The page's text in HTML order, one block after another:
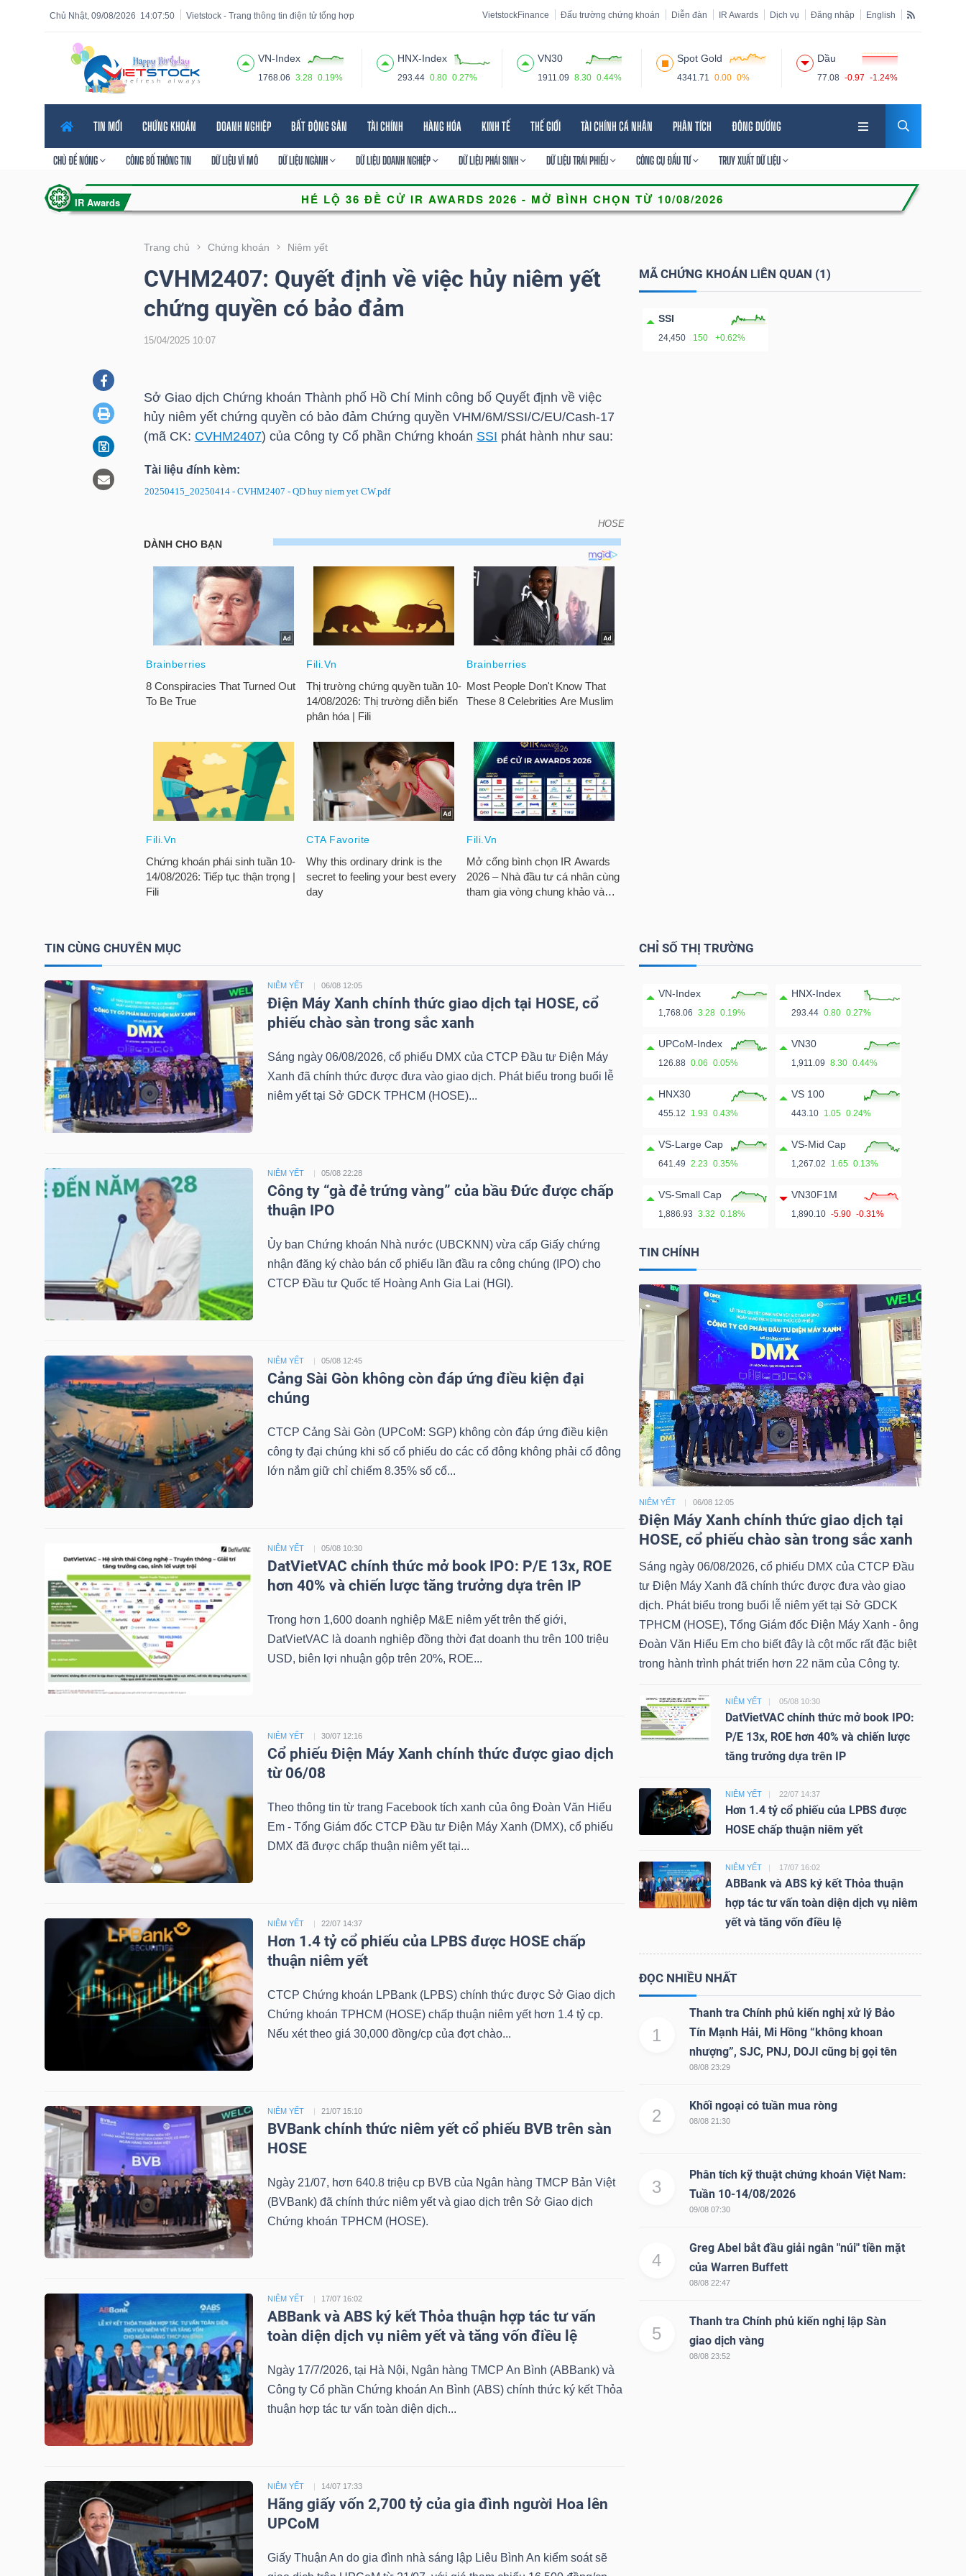
14:07:51
Chủ Nhật, 09/08/2026 Vietstock - Trang thông tin điện tử tổng hợp VietstockFinance Đấu trường chứng khoán Diễn đàn IR Awards Dịch vụ Đăng nhập English
VN-Index
1768.06 3.28 0.19%
HNX-Index
293.44 0.80 0.27%
VN30
1911.09 8.30 0.44%
Spot Gold
4341.71 0.00 0%
Dầu
77.08 -0.97 -1.24%
TIN MỚI CHỨNG KHOÁN DOANH NGHIỆP BẤT ĐỘNG SẢN TÀI CHÍNH HÀNG HÓA KINH TẾ THẾ GIỚI TÀI CHÍNH CÁ NHÂN PHÂN TÍCH ĐÔNG DƯƠNG
CHỦ ĐỀ NÓNG CÔNG BỐ THÔNG TIN DỮ LIỆU VĨ MÔ DỮ LIỆU NGÀNH DỮ LIỆU DOANH NGHIỆP DỮ LIỆU PHÁI SINH DỮ LIỆU TRÁI PHIẾU CÔNG CỤ ĐẦU TƯ TRUY XUẤT DỮ LIỆU
Trang chủ Chứng khoán Niêm yết
CVHM2407: Quyết định về việc hủy niêm yết
chứng quyền có bảo đảm
15/04/2025 10:07
Sở Giao dịch Chứng khoán Thành phố Hồ Chí Minh công bố Quyết định về việc
hủy niêm yết chứng quyền có bảo đảm Chứng quyền VHM/6M/SSI/C/EU/Cash-17
(mã CK: CVHM2407) của Công ty Cổ phần Chứng khoán SSI phát hành như sau:
Tài liệu đính kèm:
20250415_20250414 - CVHM2407 - QD huy niem yet CW.pdf
HOSE
CVHM2407: Quyết định về việc hủy niêm yết chứng quyền có bảo đảm
MÃ CHỨNG KHOÁN LIÊN QUAN (1)
SSI
24,450 150 +0.62%
TIN CÙNG CHUYÊN MỤC
NIÊM YẾT 06/08 12:05
Điện Máy Xanh chính thức giao dịch tại HOSE, cổ
phiếu chào sàn trong sắc xanh
Sáng ngày 06/08/2026, cổ phiếu DMX của CTCP Đầu tư Điện Máy
Xanh đã chính thức được đưa vào giao dịch. Phát biểu trong buổi lễ
niêm yết tại Sở GDCK TPHCM (HOSE)...
NIÊM YẾT 05/08 22:28
Công ty “gà đẻ trứng vàng” của bầu Đức được chấp
thuận IPO
Ủy ban Chứng khoán Nhà nước (UBCKNN) vừa cấp Giấy chứng
nhận đăng ký chào bán cổ phiếu lần đầu ra công chúng (IPO) cho
CTCP Đầu tư Quốc tế Hoàng Anh Gia Lai (HGI).
NIÊM YẾT 05/08 12:45
Cảng Sài Gòn không còn đáp ứng điều kiện đại
chúng
CTCP Cảng Sài Gòn (UPCoM: SGP) không còn đáp ứng điều kiện
công ty đại chúng khi số cổ phiếu do các cổ đông không phải cổ đông
lớn nắm giữ chỉ chiếm 8.35% số cổ...
NIÊM YẾT 05/08 10:30
DatVietVAC chính thức mở book IPO: P/E 13x, ROE
hơn 40% và chiến lược tăng trưởng dựa trên IP
Trong hơn 1,600 doanh nghiệp M&E niêm yết trên thế giới,
DatVietVAC là doanh nghiệp đồng thời đạt doanh thu trên 100 triệu
USD, biên lợi nhuận gộp trên 20%, ROE...
NIÊM YẾT 30/07 12:16
Cổ phiếu Điện Máy Xanh chính thức được giao dịch
từ 06/08
Theo thông tin từ trang Facebook tích xanh của ông Đoàn Văn Hiểu
Em - Tổng Giám đốc CTCP Đầu tư Điện Máy Xanh (DMX), cổ phiếu
DMX đã được chấp thuận niêm yết tại...
NIÊM YẾT 22/07 14:37
Hơn 1.4 tỷ cổ phiếu của LPBS được HOSE chấp
thuận niêm yết
CTCP Chứng khoán LPBank (LPBS) chính thức được Sở Giao dịch
Chứng khoán TPHCM (HOSE) chấp thuận niêm yết hơn 1.4 tỷ cp.
Nếu xét theo giá 30,000 đồng/cp của đợt chào...
NIÊM YẾT 21/07 15:10
BVBank chính thức niêm yết cổ phiếu BVB trên sàn
HOSE
Ngày 21/07, hơn 640.8 triệu cp BVB của Ngân hàng TMCP Bản Việt
(BVBank) đã chính thức niêm yết và giao dịch trên Sở Giao dịch
Chứng khoán TPHCM (HOSE).
NIÊM YẾT 17/07 16:02
ABBank và ABS ký kết Thỏa thuận hợp tác tư vấn
toàn diện dịch vụ niêm yết và tăng vốn điều lệ
Ngày 17/7/2026, tại Hà Nội, Ngân hàng TMCP An Bình (ABBank) và
Công ty Cổ phần Chứng khoán An Bình (ABS) chính thức ký kết Thỏa
thuận hợp tác tư vấn toàn diện dịch...
NIÊM YẾT 14/07 17:33
Hãng giấy vốn 2,700 tỷ của gia đình người Hoa lên
UPCoM
Giấy Thuận An do gia đình nhà sáng lập Liêu Bình An kiểm soát sẽ
CHỈ SỐ THỊ TRƯỜNG
VN-Index
1,768.06 3.28 0.19%
HNX-Index
293.44 0.80 0.27%
UPCoM-Index
126.88 0.06 0.05%
VN30
1,911.09 8.30 0.44%
HNX30
455.12 1.93 0.43%
VS 100
443.10 1.05 0.24%
VS-Large Cap
641.49 2.23 0.35%
VS-Mid Cap
1,267.02 1.65 0.13%
VS-Small Cap
1,886.93 3.32 0.18%
VN30F1M
1,890.10 -5.90 -0.31%
TIN CHÍNH
NIÊM YẾT 06/08 12:05
Điện Máy Xanh chính thức giao dịch tại
HOSE, cổ phiếu chào sàn trong sắc xanh
Sáng ngày 06/08/2026, cổ phiếu DMX của CTCP Đầu
tư Điện Máy Xanh đã chính thức được đưa vào giao
dịch. Phát biểu trong buổi lễ niêm yết tại Sở GDCK
TPHCM (HOSE), Tổng Giám đốc Điện Máy Xanh - ông
Đoàn Văn Hiểu Em cho biết đây là cột mốc rất đặc biệt
trong hành trình phát triển hơn 22 năm của Công ty.
NIÊM YẾT 05/08 10:30
DatVietVAC chính thức mở book IPO:
P/E 13x, ROE hơn 40% và chiến lược
tăng trưởng dựa trên IP
NIÊM YẾT 22/07 14:37
Hơn 1.4 tỷ cổ phiếu của LPBS được
HOSE chấp thuận niêm yết
NIÊM YẾT 17/07 16:02
ABBank và ABS ký kết Thỏa thuận
hợp tác tư vấn toàn diện dịch vụ niêm
yết và tăng vốn điều lệ
ĐỌC NHIỀU NHẤT
1
Thanh tra Chính phủ kiến nghị xử lý Bảo
Tín Mạnh Hải, Mi Hồng “không khoan
nhượng”, SJC, PNJ, DOJI cũng bị gọi tên
08/08 23:29
2
Khối ngoại có tuần mua ròng
08/08 21:30
3
Phân tích kỹ thuật chứng khoán Việt Nam:
Tuần 10-14/08/2026
09/08 07:30
4
Greg Abel bắt đầu giải ngân "núi" tiền mặt
của Warren Buffett
08/08 22:47
5
Thanh tra Chính phủ kiến nghị lập Sàn
giao dịch vàng
08/08 23:52
Tính năng
năng
VIETSTOCK
CHÍNH
NHÂN
PHÂN
VIETSTOCKFINANCE
DOANH
NGHIỆP
PHÁI
SINH
TRÁI
PHIẾU
TRUY
NĂNG
LƯỢNG
CÔNG
NGHIỆP
TIÊU
DÙNG
KHÔNG
THIẾT